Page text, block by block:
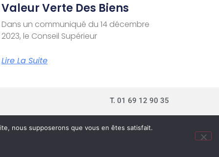
Valeur Verte Des Biens
Dans un communiqué du 14 décembre
2023, le Conseil Supérieur
Lire La Suite
T. 01 69 12 90 35
nous supposerons que vous en êtes satisfait.